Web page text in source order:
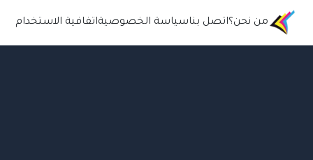
من نحن؟اتصل بناسياسة الخصوصيةاتفافية الاستخدام